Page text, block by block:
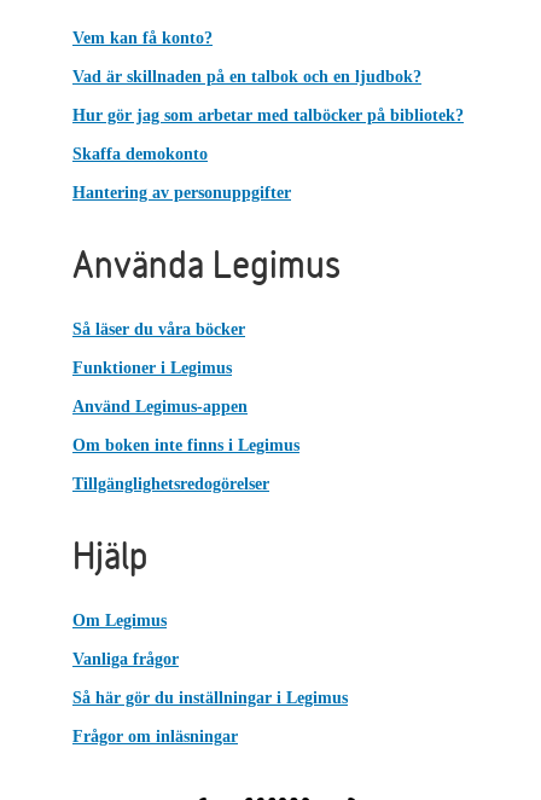
Vem kan få konto?
Vad är skillnaden på en talbok och en ljudbok?
Hur gör jag som arbetar med talböcker på bibliotek?
Skaffa demokonto
Hantering av personuppgifter
Använda Legimus
Så läser du våra böcker
Funktioner i Legimus
Använd Legimus-appen
Om boken inte finns i Legimus
Tillgänglighetsredogörelser
Hjälp
Om Legimus
Vanliga frågor
Så här gör du inställningar i Legimus
Frågor om inläsningar